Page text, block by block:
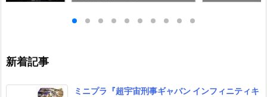
ド』食玩フィギュア予約【バン
新着記事
ミニプラ『超宇宙刑事ギャバン インフィニティキ